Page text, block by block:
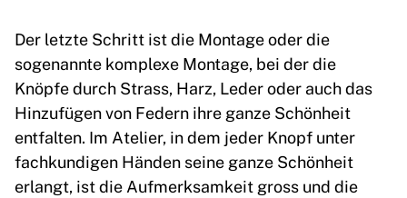
Der letzte Schritt ist die Montage oder die
sogenannte komplexe Montage, bei der die
Knöpfe durch Strass, Harz, Leder oder auch das
Hinzufügen von Federn ihre ganze Schönheit
entfalten. Im Atelier, in dem jeder Knopf unter
fachkundigen Händen seine ganze Schönheit
erlangt, ist die Aufmerksamkeit gross und die